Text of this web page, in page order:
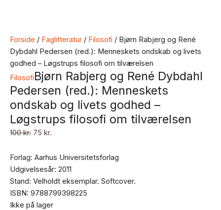
Forside / Faglitteratur / Filosofi / Bjørn Rabjerg og René
Dybdahl Pedersen (red.): Menneskets ondskab og livets
godhed – Løgstrups filosofi om tilværelsen
FilosofiBjørn Rabjerg og René Dybdahl
Pedersen (red.): Menneskets
ondskab og livets godhed –
Løgstrups filosofi om tilværelsen
100kr. 75 kr.
Forlag: Aarhus Universitetsforlag
Udgivelsesår: 2011
Stand: Velholdt eksemplar. Softcover.
ISBN: 9788799398225
Ikke på lager